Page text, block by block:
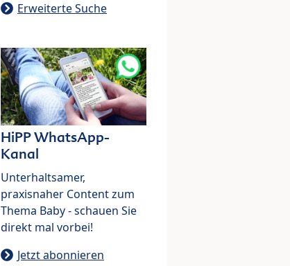
Erweiterte Suche
HiPP WhatsApp-
Kanal
Unterhaltsamer,
praxisnaher Content zum
Thema Baby - schauen Sie
direkt mal vorbei!
Jetzt abonnieren